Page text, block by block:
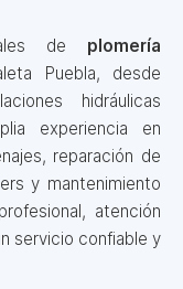
de plomería
Puebla, desde
hidráulicas
experiencia en
reparación de
y mantenimiento
atención
servicio confiable y